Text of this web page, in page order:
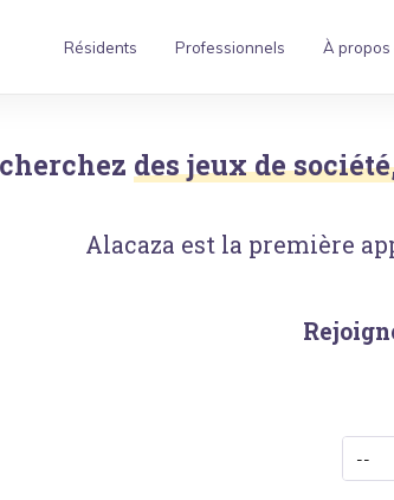
Résidents Professionnels À
des jeux de
Alacaza est la première